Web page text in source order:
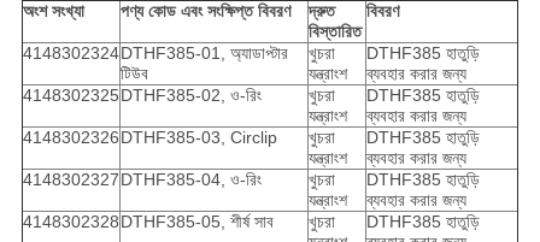
অংশ সংখ্যা
পণ্য কোড এবং সংক্ষিপ্ত বিবরণ
দ্রুত
বিস্তারিত
বিবরণ
4148302324DTHF385-01, অ্যাডাপ্টার
টিউব
খুচরা
যন্ত্রাংশ
DTHF385 হাতুড়ি
ব্যবহার করার জন্য
4148302325DTHF385-02, ও-রিং
খুচরা
যন্ত্রাংশ
DTHF385 হাতুড়ি
ব্যবহার করার জন্য
4148302326DTHF385-03, Circlip
খুচরা
যন্ত্রাংশ
DTHF385 হাতুড়ি
ব্যবহার করার জন্য
4148302327DTHF385-04, ও-রিং
খুচরা
যন্ত্রাংশ
DTHF385 হাতুড়ি
ব্যবহার করার জন্য
4148302328DTHF385-05, শীর্ষ সাব
খুচরা
DTHF385 হাতুড়ি